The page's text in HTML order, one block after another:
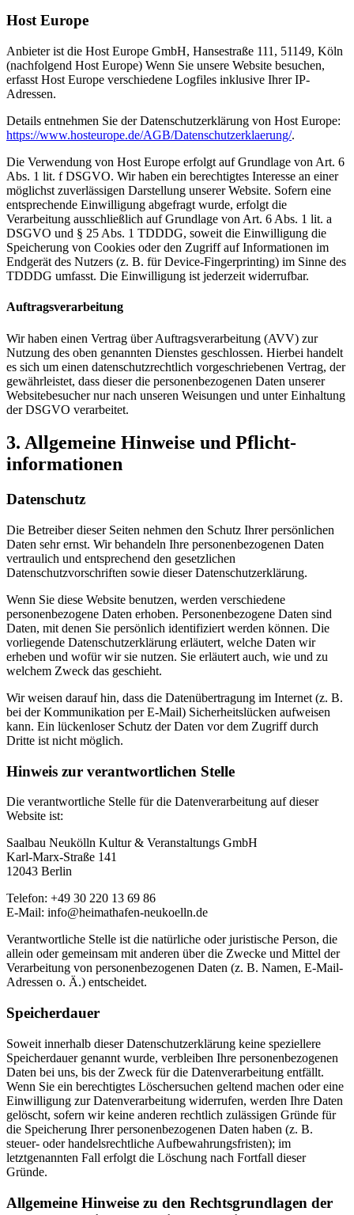
Host Europe
Anbieter ist die Host Europe GmbH, Hansestraße 111, 51149, Köln
(nachfolgend Host Europe) Wenn Sie unsere Website besuchen,
erfasst Host Europe verschiedene Logfiles inklusive Ihrer IP-
Adressen.
Details entnehmen Sie der Datenschutzerklärung von Host Europe:
https://www.hosteurope.de/AGB/Datenschutzerklaerung/.
Die Verwendung von Host Europe erfolgt auf Grundlage von Art. 6
Abs. 1 lit. f DSGVO. Wir haben ein berechtigtes Interesse an einer
möglichst zuverlässigen Darstellung unserer Website. Sofern eine
entsprechende Einwilligung abgefragt wurde, erfolgt die
Verarbeitung ausschließlich auf Grundlage von Art. 6 Abs. 1 lit. a
DSGVO und § 25 Abs. 1 TDDDG, soweit die Einwilligung die
Speicherung von Cookies oder den Zugriff auf Informationen im
Endgerät des Nutzers (z. B. für Device-Fingerprinting) im Sinne des
TDDDG umfasst. Die Einwilligung ist jederzeit widerrufbar.
Auftragsverarbeitung
Wir haben einen Vertrag über Auftragsverarbeitung (AVV) zur
Nutzung des oben genannten Dienstes geschlossen. Hierbei handelt
es sich um einen datenschutzrechtlich vorgeschriebenen Vertrag, der
gewährleistet, dass dieser die personenbezogenen Daten unserer
Websitebesucher nur nach unseren Weisungen und unter Einhaltung
der DSGVO verarbeitet.
3. Allgemeine Hinweise und Pflicht­
informationen
Datenschutz
Die Betreiber dieser Seiten nehmen den Schutz Ihrer persönlichen
Daten sehr ernst. Wir behandeln Ihre personenbezogenen Daten
vertraulich und entsprechend den gesetzlichen
Datenschutzvorschriften sowie dieser Datenschutzerklärung.
Wenn Sie diese Website benutzen, werden verschiedene
personenbezogene Daten erhoben. Personenbezogene Daten sind
Daten, mit denen Sie persönlich identifiziert werden können. Die
vorliegende Datenschutzerklärung erläutert, welche Daten wir
erheben und wofür wir sie nutzen. Sie erläutert auch, wie und zu
welchem Zweck das geschieht.
Wir weisen darauf hin, dass die Datenübertragung im Internet (z. B.
bei der Kommunikation per E-Mail) Sicherheitslücken aufweisen
kann. Ein lückenloser Schutz der Daten vor dem Zugriff durch
Dritte ist nicht möglich.
Hinweis zur verantwortlichen Stelle
Die verantwortliche Stelle für die Datenverarbeitung auf dieser
Website ist:
Saalbau Neukölln Kultur & Veranstaltungs GmbH
Karl-Marx-Straße 141
12043 Berlin
Telefon: +49 30 220 13 69 86
E-Mail: info@heimathafen-neukoelln.de
Verantwortliche Stelle ist die natürliche oder juristische Person, die
allein oder gemeinsam mit anderen über die Zwecke und Mittel der
Verarbeitung von personenbezogenen Daten (z. B. Namen, E-Mail-
Adressen o. Ä.) entscheidet.
Speicherdauer
Soweit innerhalb dieser Datenschutzerklärung keine speziellere
Speicherdauer genannt wurde, verbleiben Ihre personenbezogenen
Daten bei uns, bis der Zweck für die Datenverarbeitung entfällt.
Wenn Sie ein berechtigtes Löschersuchen geltend machen oder eine
Einwilligung zur Datenverarbeitung widerrufen, werden Ihre Daten
gelöscht, sofern wir keine anderen rechtlich zulässigen Gründe für
die Speicherung Ihrer personenbezogenen Daten haben (z. B.
steuer- oder handelsrechtliche Aufbewahrungsfristen); im
letztgenannten Fall erfolgt die Löschung nach Fortfall dieser
Gründe.
Allgemeine Hinweise zu den Rechtsgrundlagen der